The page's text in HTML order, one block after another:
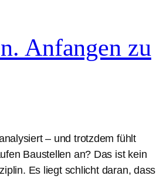
Anfangen zu
– und trotzdem fühlt
Baustellen an? Das ist kein
Es liegt schlicht daran, dass